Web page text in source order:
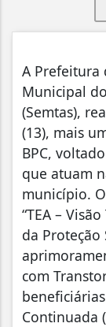
A Prefeitura
Municipal
(Semtas),
(13), mais
BPC,
que atuam
município.
“TEA –
da Proteção
com
Continuada